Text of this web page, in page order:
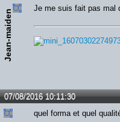
Jean-maiden
Je me suis fait pas mal
07/08/2016 10:11:30
quel forma et quel